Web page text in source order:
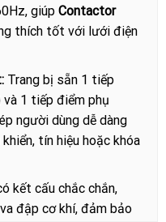
giúp Contactor
thích tốt với lưới điện
Trang bị sẵn 1 tiếp
1 tiếp điểm phụ
người dùng dễ dàng
tín hiệu hoặc khóa
kết cấu chắc chắn,
đập cơ khí, đảm bảo